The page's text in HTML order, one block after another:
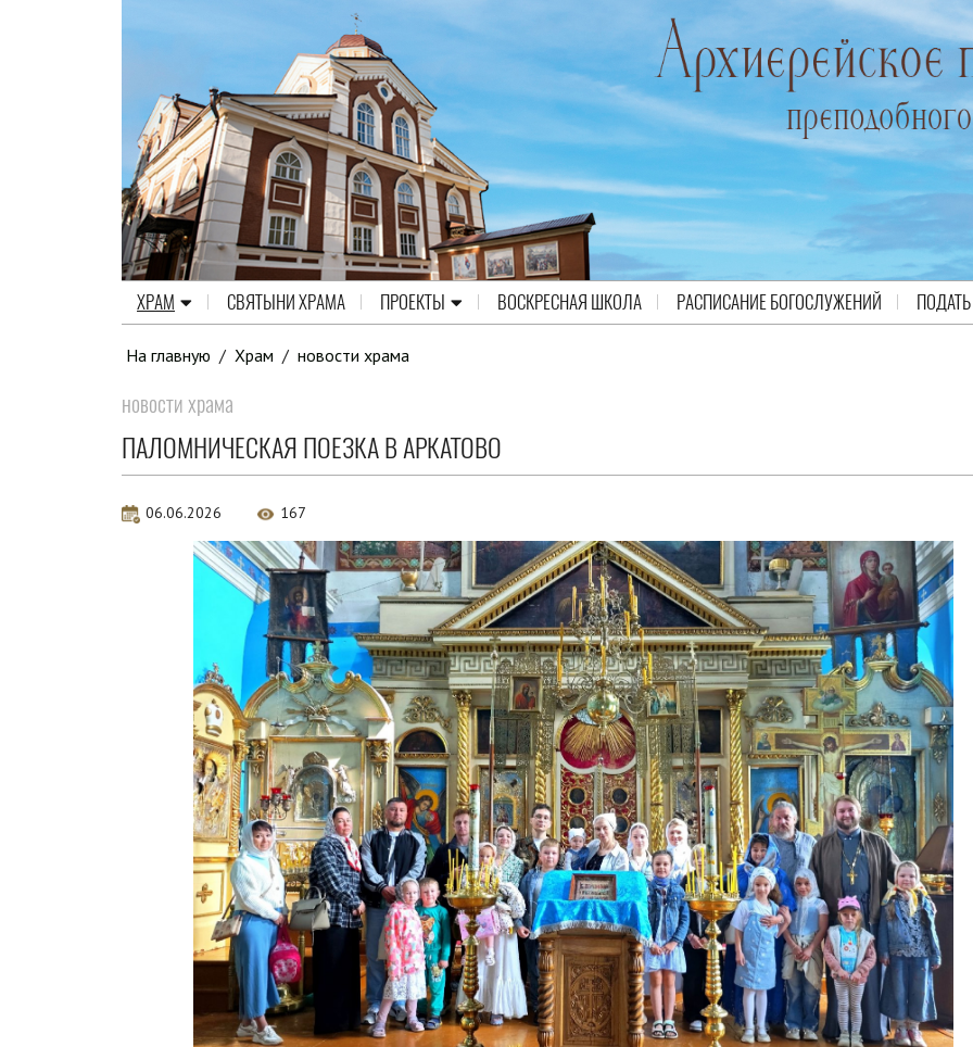
ХРАМ СВЯТЫНИ ХРАМА ПРОЕКТЫ ВОСКРЕСНАЯ ШКОЛА РАСПИСАНИЕ БОГОСЛУЖЕНИЙ
На главную / Храм / новости храма
новости храма
ПАЛОМНИЧЕСКАЯ ПОЕЗКА В АРКАТОВО
06.06.2026 167